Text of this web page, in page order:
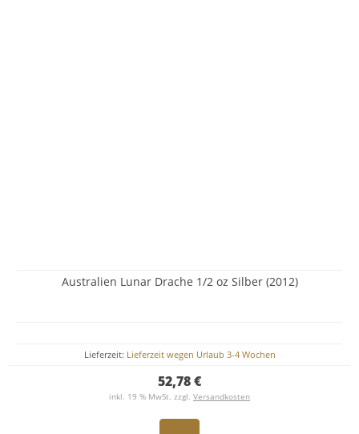
Australien Lunar Drache 1/2 oz Silber (2012)
Lieferzeit: Lieferzeit wegen Urlaub 3-4 Wochen
52,78 €
inkl. 19 % MwSt. zzgl. Versandkosten